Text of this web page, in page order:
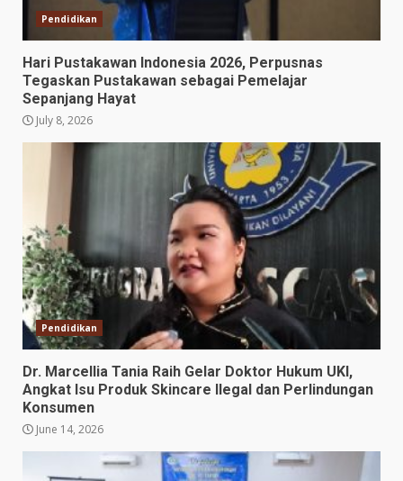
Pendidikan
Hari Pustakawan Indonesia 2026, Perpusnas
Tegaskan Pustakawan sebagai Pemelajar
Sepanjang Hayat
July 8, 2026
Pendidikan
Dr. Marcellia Tania Raih Gelar Doktor Hukum UKI,
Angkat Isu Produk Skincare Ilegal dan Perlindungan
Konsumen
June 14, 2026